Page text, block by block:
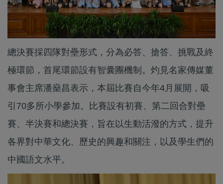
總決賽採四隊對壘形式，分為必答、搶答、挑戰及終
極環節，首尾環節設有智囊團機制。灼見名家傳媒董
事會主席潘燊昌表示，本屆比賽自今年4月展開，吸
引70多所小學參加。比賽設有初賽、第二回合對壘
賽、半決賽和總決賽，旨在以生動活潑的方式，提升
各界對中華文化、歷史的興趣和關注，以及學生們的
中國語文水平。